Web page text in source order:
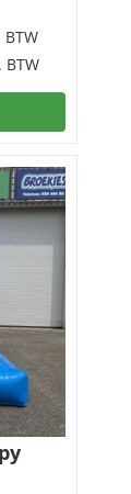
BTW
BTW